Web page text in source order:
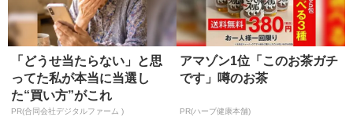
「どうせ当たらない」と思
ってた私が本当に当選し
た“買い方”がこれ
PR(合同会社デジタルファーム )
アマゾン1位「このお茶ガチ
です」噂のお茶
PR(ハーブ健康本舗)